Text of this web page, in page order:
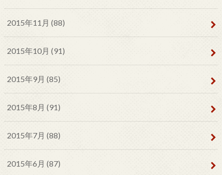
2015年11月 (88)
2015年10月 (91)
2015年9月 (85)
2015年8月 (91)
2015年7月 (88)
2015年6月 (87)